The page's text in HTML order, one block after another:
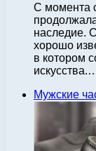
С момента
наследие.
хорошо
в котором
Мужские